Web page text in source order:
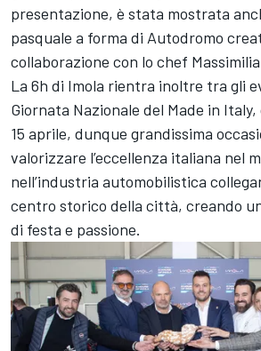
presentazione, è stata mostrata
pasquale a forma di Autodromo
collaborazione con lo chef
La 6h di Imola rientra inoltre tra gli
Giornata Nazionale del Made in
15 aprile, dunque grandissima
valorizzare l’eccellenza italiana nel
nell’industria automobilistica
centro storico della città, creando
di festa e passione.